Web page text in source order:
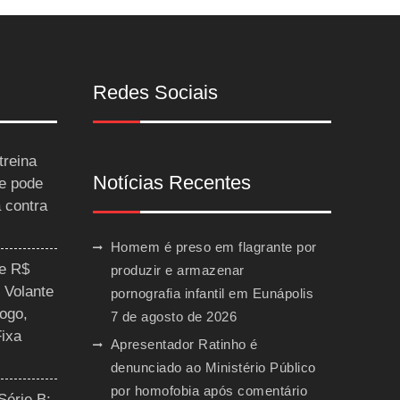
pode
contra
R$
Redes Sociais
Notícias Recentes
Homem é preso em flagrante por
produzir e armazenar
pornografia infantil em Eunápolis
7 de agosto de 2026
Apresentador Ratinho é
denunciado ao Ministério Público
por homofobia após comentário